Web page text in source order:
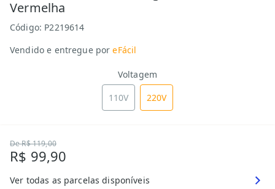
Vermelha
Código: P2219614
Vendido e entregue por eFácil
Voltagem
110V
220V
DeR$ 119,00
R$ 99,90
Ver todas as parcelas disponíveis